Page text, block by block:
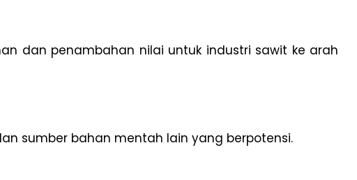
dan penambahan nilai untuk industri sawit ke arah
sumber bahan mentah lain yang berpotensi.